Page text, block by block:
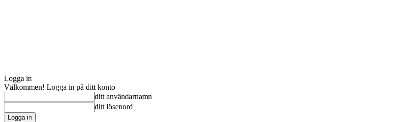
Logga in
Välkommen! Logga in på ditt konto
ditt användarnamn
ditt lösenord